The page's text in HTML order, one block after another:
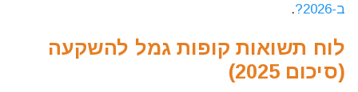
ב-2026?
.
לוח תשואות קופות גמל להשקעה
(סיכום 2025)